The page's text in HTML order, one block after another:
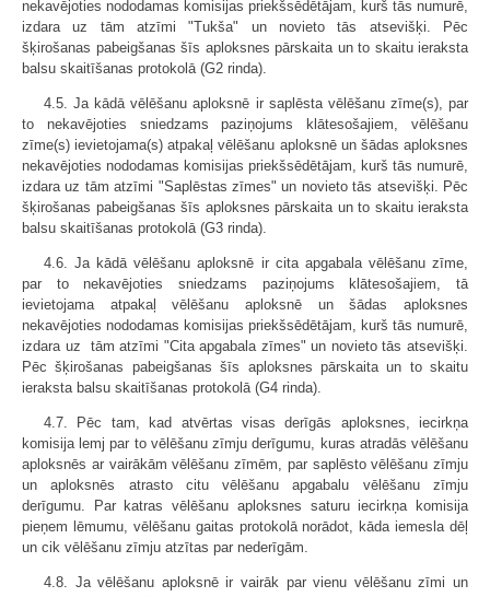
nekavējoties nododamas komisijas priekšsēdētājam, kurš tās numurē,
izdara uz tām atzīmi "Tukša" un novieto tās atsevišķi. Pēc
šķirošanas pabeigšanas šīs aploksnes pārskaita un to skaitu ieraksta
balsu skaitīšanas protokolā (G2 rinda).
4.5. Ja kādā vēlēšanu aploksnē ir saplēsta vēlēšanu zīme(s), par
to nekavējoties sniedzams paziņojums klātesošajiem, vēlēšanu
zīme(s) ievietojama(s) atpakaļ vēlēšanu aploksnē un šādas aploksnes
nekavējoties nododamas komisijas priekšsēdētājam, kurš tās numurē,
izdara uz tām atzīmi "Saplēstas zīmes" un novieto tās atsevišķi. Pēc
šķirošanas pabeigšanas šīs aploksnes pārskaita un to skaitu ieraksta
balsu skaitīšanas protokolā (G3 rinda).
4.6. Ja kādā vēlēšanu aploksnē ir cita apgabala vēlēšanu zīme,
par to nekavējoties sniedzams paziņojums klātesošajiem, tā
ievietojama atpakaļ vēlēšanu aploksnē un šādas aploksnes
nekavējoties nododamas komisijas priekšsēdētājam, kurš tās numurē,
izdara uz tām atzīmi "Cita apgabala zīmes" un novieto tās atsevišķi.
Pēc šķirošanas pabeigšanas šīs aploksnes pārskaita un to skaitu
ieraksta balsu skaitīšanas protokolā (G4 rinda).
4.7. Pēc tam, kad atvērtas visas derīgās aploksnes, iecirkņa
komisija lemj par to vēlēšanu zīmju derīgumu, kuras atradās vēlēšanu
aploksnēs ar vairākām vēlēšanu zīmēm, par saplēsto vēlēšanu zīmju
un aploksnēs atrasto citu vēlēšanu apgabalu vēlēšanu zīmju
derīgumu. Par katras vēlēšanu aploksnes saturu iecirkņa komisija
pieņem lēmumu, vēlēšanu gaitas protokolā norādot, kāda iemesla dēļ
un cik vēlēšanu zīmju atzītas par nederīgām.
4.8. Ja vēlēšanu aploksnē ir vairāk par vienu vēlēšanu zīmi un